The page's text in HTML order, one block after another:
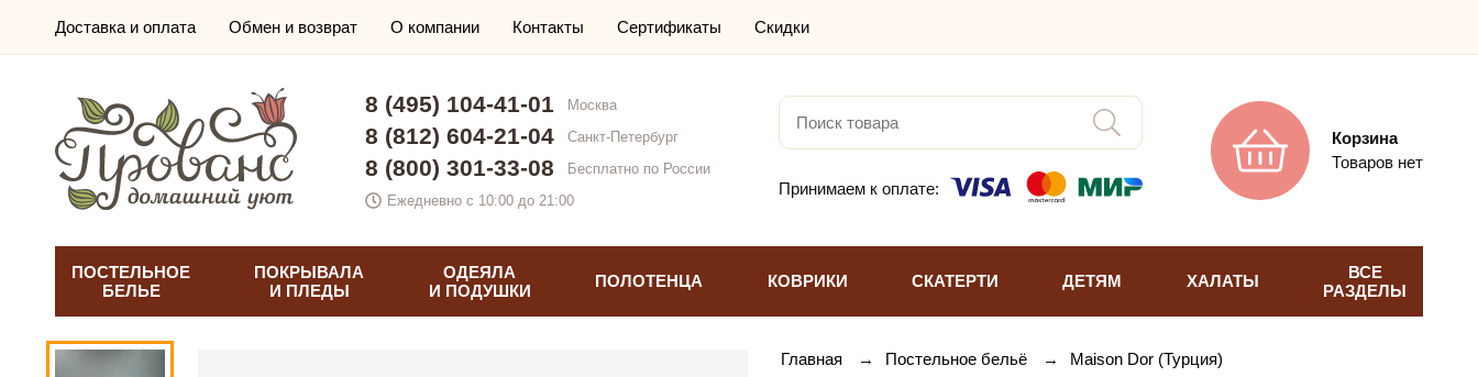
Доставка и оплата Обмен и возврат О компании Контакты Сертификаты Скидки
8 (495) 104-41-01 Москва
8 (812) 604-21-04 Санкт-Петербург
8 (800) 301-33-08
Бесплатно по России
Ежедневно с 10:00 до 21:00
Принимаем к оплате:
Корзина
Товаров нет
ПОСТЕЛЬНОЕ
БЕЛЬЕ
ПОКРЫВАЛА
И ПЛЕДЫ
ОДЕЯЛА
И ПОДУШКИ
ПОЛОТЕНЦА КОВРИКИ СКАТЕРТИ ДЕТЯМ ХАЛАТЫ
ВСЕ
РАЗДЕЛЫ
Главная → Постельное бельё → Maison Dor (Турция)